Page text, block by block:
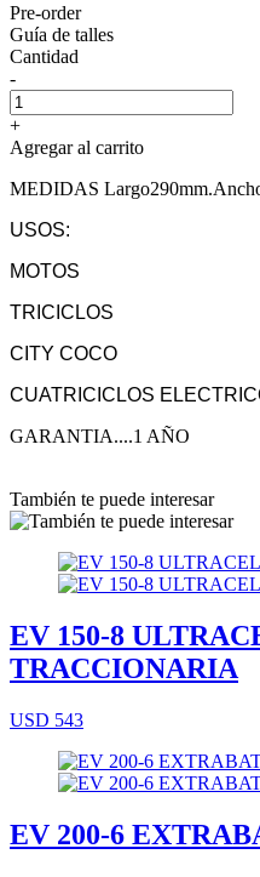
Pre-order
Guía de talles
Cantidad
-
+
Agregar al carrito
MEDIDAS
USOS:
MOTOS
TRICICLOS
CITY COCO
CUATRICICLOS
GARANTIA....1 AÑO
También te puede interesar
EV 150-8
TRACCIONARIA
USD 543
EV 200-6